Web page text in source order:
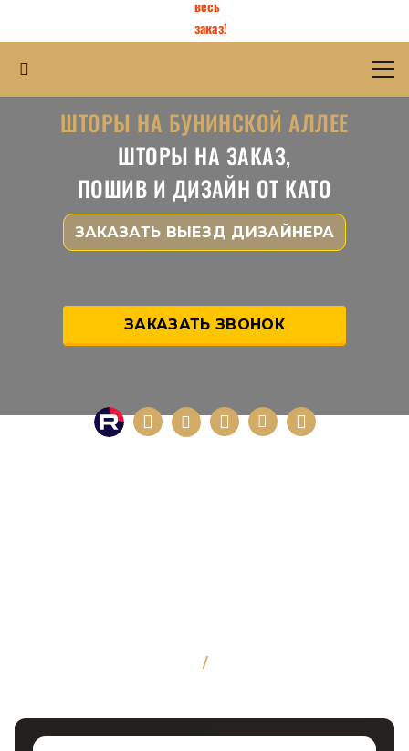
весь
заказ!
ШТОРЫ НА БУНИНСКОЙ АЛЛЕЕ
ШТОРЫ НА ЗАКАЗ,
ПОШИВ И ДИЗАЙН ОТ КАТО
ЗАКАЗАТЬ ВЫЕЗД ДИЗАЙНЕРА
ЗАКАЗАТЬ ЗВОНОК
/